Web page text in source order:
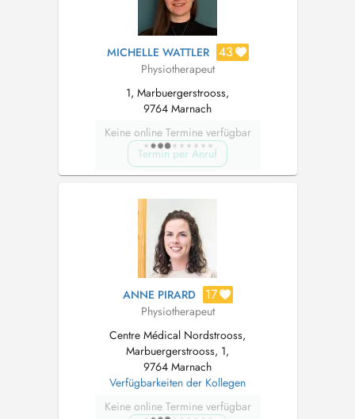
MICHELLE WATTLER 43
Physiotherapeut
1, Marbuergerstrooss,
9764 Marnach
Keine online Termine verfügbar
Termin per Anruf
ANNE PIRARD 17
Physiotherapeut
Centre Médical Nordstrooss,
Marbuergerstrooss, 1,
9764 Marnach
Verfügbarkeiten der Kollegen
Keine online Termine verfügbar